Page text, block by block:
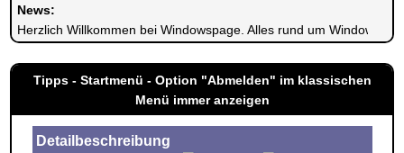
News:
Herzlich Willkommen bei Windowspage. Alles rund um Windows.
Tipps - Startmenü - Option "Abmelden" im klassischen
Menü immer anzeigen
Detailbeschreibung